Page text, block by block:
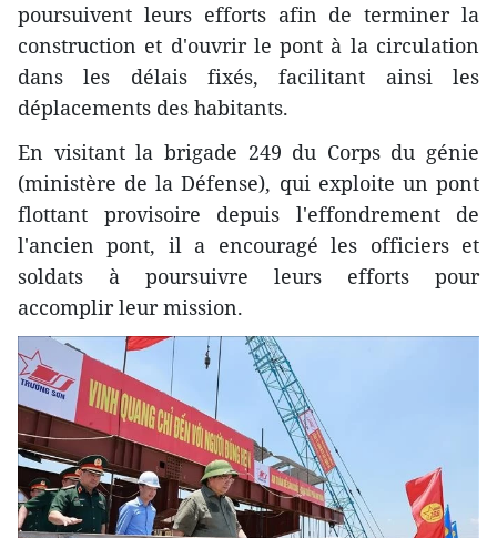
poursuivent leurs efforts afin de terminer la
construction et d'ouvrir le pont à la circulation
dans les délais fixés, facilitant ainsi les
déplacements des habitants.
En visitant la brigade 249 du Corps du génie
(ministère de la Défense), qui exploite un pont
flottant provisoire depuis l'effondrement de
l'ancien pont, il a encouragé les officiers et
soldats à poursuivre leurs efforts pour
accomplir leur mission.